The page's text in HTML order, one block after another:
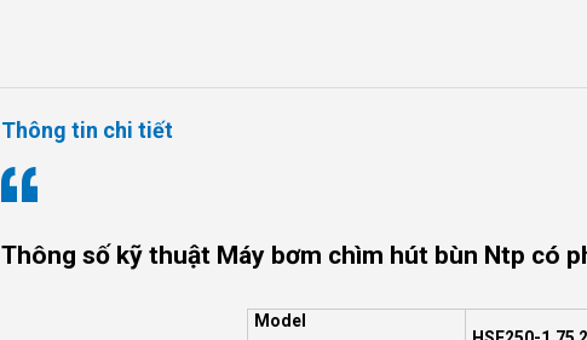
Thông tin chi tiết
Thông số kỹ thuật Máy bơm chìm hút bùn Ntp có
Model